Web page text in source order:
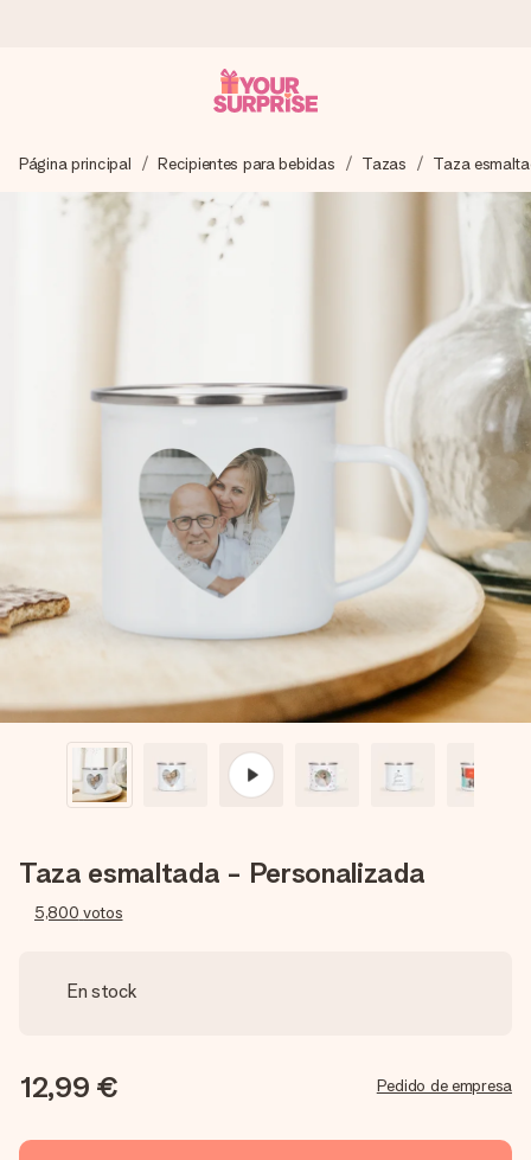
Preparamos tu regalo con cuidado y lo enviamos al vuelo,
para que lo entregues en el momento perfecto, cuando más
importa.
Nuestros regalos inspiran. Los clientes nos dan un 4,5 en
Tarjeta de felicitación gratuita
Crea algo único en pocos pasos – con su nombre, tu foto o
un mensaje que llegue al corazón. Sin complicaciones, solo
todo el amor para el momento.
Página principal Recipientes para bebidas Tazas Taza
Taza esmaltada - Personalizada
5,800 votos
En stock
12,99 € Pedido de empresa